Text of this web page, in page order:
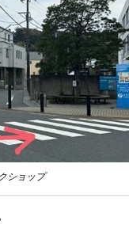
ショップ